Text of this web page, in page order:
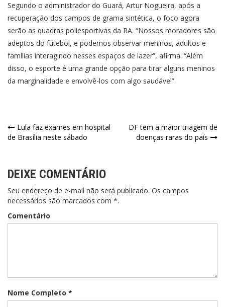
Segundo o administrador do Guará, Artur Nogueira, após a
recuperação dos campos de grama sintética, o foco agora
serão as quadras poliesportivas da RA. “Nossos moradores são
adeptos do futebol, e podemos observar meninos, adultos e
famílias interagindo nesses espaços de lazer”, afirma. “Além
disso, o esporte é uma grande opção para tirar alguns meninos
da marginalidade e envolvê-los com algo saudável”.
Lula faz exames em hospital
de Brasília neste sábado
DF tem a maior triagem de
doenças raras do país
DEIXE COMENTÁRIO
Seu endereço de e-mail não será publicado. Os campos
necessários são marcados com *.
Comentário
Nome Completo *